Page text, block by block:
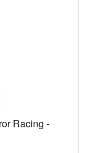
Racing -